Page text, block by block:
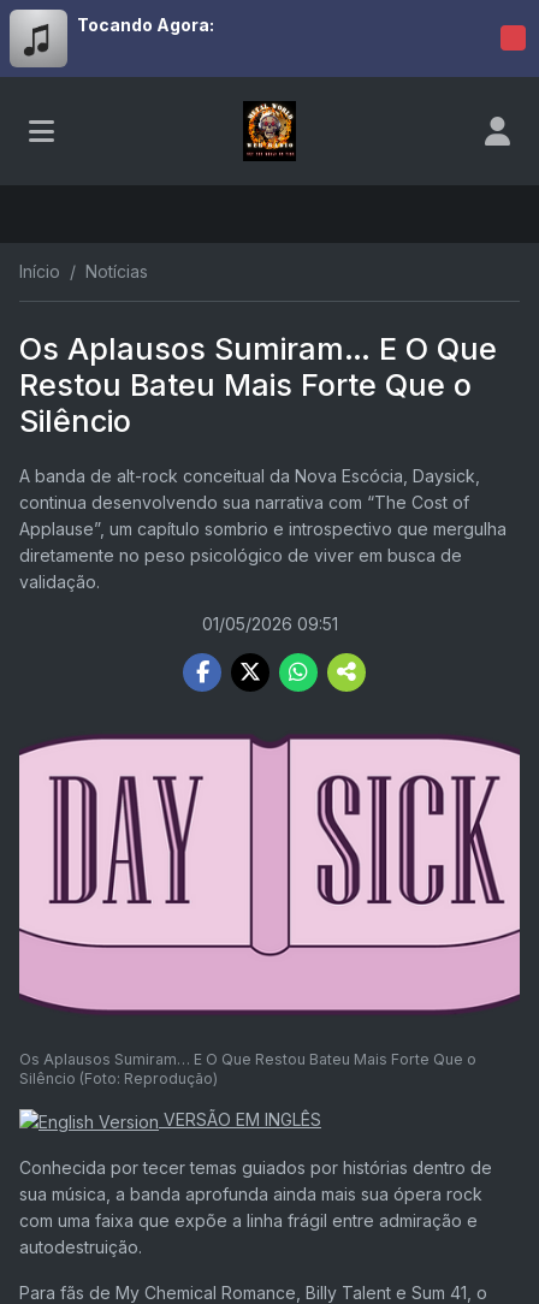
Tocando Agora:
Início Notícias
Os Aplausos Sumiram… E O Que
Restou Bateu Mais Forte Que o
Silêncio
A banda de alt-rock conceitual da Nova Escócia, Daysick,
continua desenvolvendo sua narrativa com “The Cost of
Applause”, um capítulo sombrio e introspectivo que mergulha
diretamente no peso psicológico de viver em busca de
validação.
01/05/2026 09:51
Os Aplausos Sumiram… E O Que Restou Bateu Mais Forte Que o
Silêncio (Foto: Reprodução)
VERSÃO EM INGLÊS
Conhecida por tecer temas guiados por histórias dentro de
sua música, a banda aprofunda ainda mais sua ópera rock
com uma faixa que expõe a linha frágil entre admiração e
autodestruição.
Para fãs de My Chemical Romance, Billy Talent e Sum 41, o